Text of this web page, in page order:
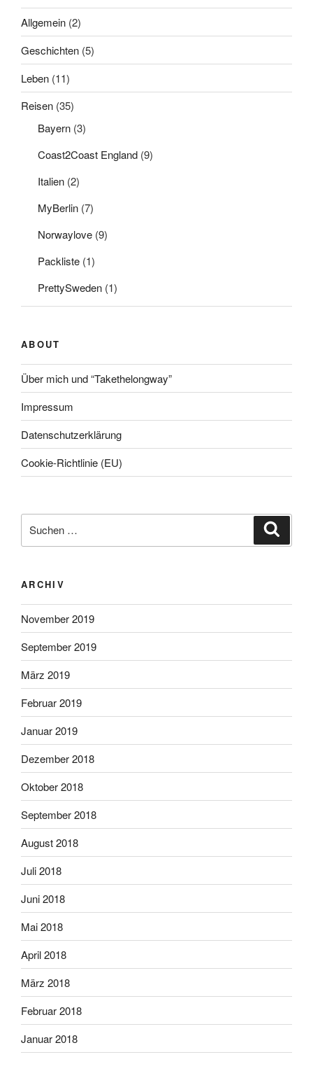
Allgemein (2)
Geschichten (5)
Leben (11)
Reisen (35)
Bayern (3)
Coast2Coast England (9)
Italien (2)
MyBerlin (7)
Norwaylove (9)
Packliste (1)
PrettySweden (1)
ABOUT
Über mich und “Takethelongway”
Impressum
Datenschutzerklärung
Cookie-Richtlinie (EU)
nach:
ARCHIV
November 2019
September 2019
März 2019
Februar 2019
Januar 2019
Dezember 2018
Oktober 2018
September 2018
August 2018
Juli 2018
Juni 2018
Mai 2018
April 2018
März 2018
Februar 2018
Januar 2018